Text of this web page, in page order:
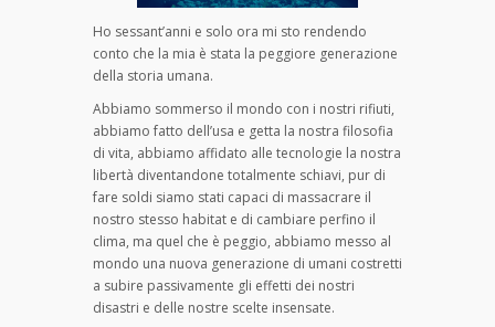
Ho sessant’anni e solo ora mi sto rendendo
conto che la mia è stata la peggiore generazione
della storia umana.
Abbiamo sommerso il mondo con i nostri rifiuti,
abbiamo fatto dell’usa e getta la nostra filosofia
di vita, abbiamo affidato alle tecnologie la nostra
libertà diventandone totalmente schiavi, pur di
fare soldi siamo stati capaci di massacrare il
nostro stesso habitat e di cambiare perfino il
clima, ma quel che è peggio, abbiamo messo al
mondo una nuova generazione di umani costretti
a subire passivamente gli effetti dei nostri
disastri e delle nostre scelte insensate.